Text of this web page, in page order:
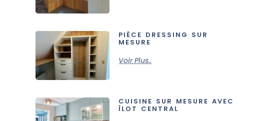
PIÈCE DRESSING SUR
MESURE
Voir Plus..
CUISINE SUR MESURE AVEC
ÎLOT CENTRAL